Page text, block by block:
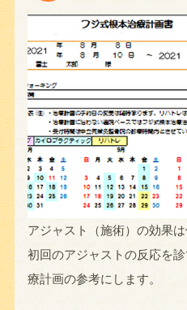
アジャスト（施術）の効果
初回のアジャストの反応を
療計画の参考にします。